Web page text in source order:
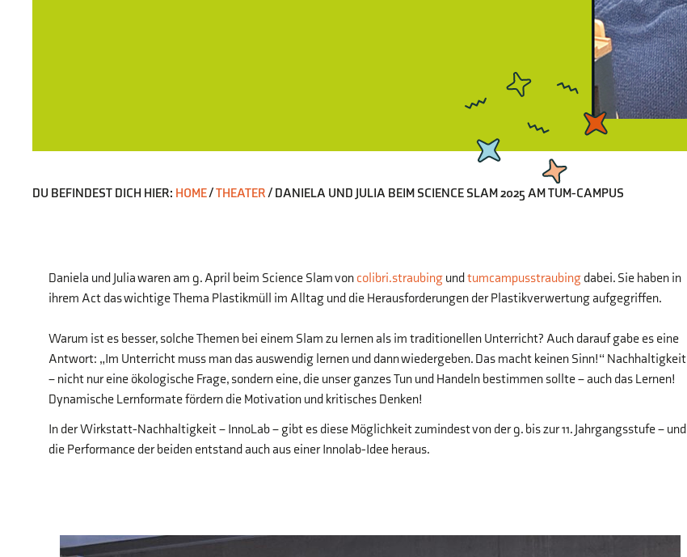
DU BEFINDEST DICH HIER: HOME/THEATER/ DANIELA UND JULIA BEIM SCIENCE SLAM 2025 AM TUM-CAMPUS
Daniela und Julia waren am 9. April beim Science Slam von colibri.straubing und tumcampusstraubing dabei. Sie haben in
ihrem Act das wichtige Thema Plastikmüll im Alltag und die Herausforderungen der Plastikverwertung aufgegriffen.
Warum ist es besser, solche Themen bei einem Slam zu lernen als im traditionellen Unterricht? Auch darauf gabe es eine
Antwort: „Im Unterricht muss man das auswendig lernen und dann wiedergeben. Das macht keinen Sinn!“ Nachhaltigkeit
– nicht nur eine ökologische Frage, sondern eine, die unser ganzes Tun und Handeln bestimmen sollte – auch das Lernen!
Dynamische Lernformate fördern die Motivation und kritisches Denken!
In der Wirkstatt-Nachhaltigkeit – InnoLab – gibt es diese Möglichkeit zumindest von der 9. bis zur 11. Jahrgangsstufe – und
die Performance der beiden entstand auch aus einer Innolab-Idee heraus.